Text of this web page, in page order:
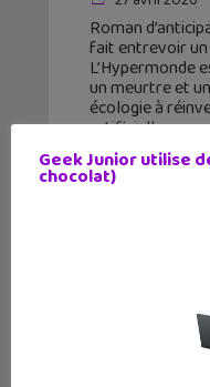
Roman
fait entrevoir
L’Hypermonde
un meurtre et
écologie à
artificielle.
Geek Junior utilise
chocolat)